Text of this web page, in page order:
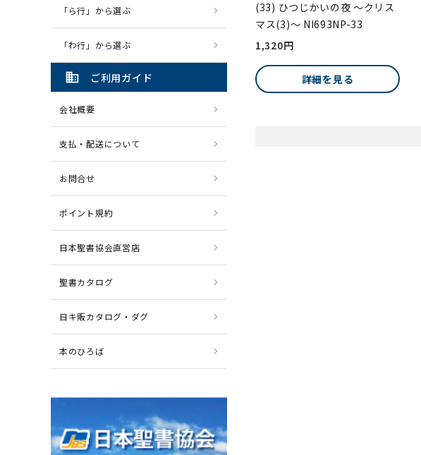
(33) ひつじかいの夜 ～クリス
マス(3)～ NI693NP-33
1,320円
詳細を見る
「ら行」から選ぶ
「わ行」から選ぶ
domain ご利用ガイド
会社概要
支払・配送について
お問合せ
ポイント規約
日本聖書協会直営店
聖書カタログ
日キ販カタログ・ダグ
本のひろば